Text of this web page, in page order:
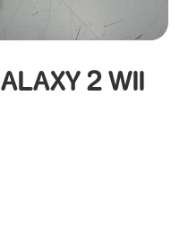
2 WII